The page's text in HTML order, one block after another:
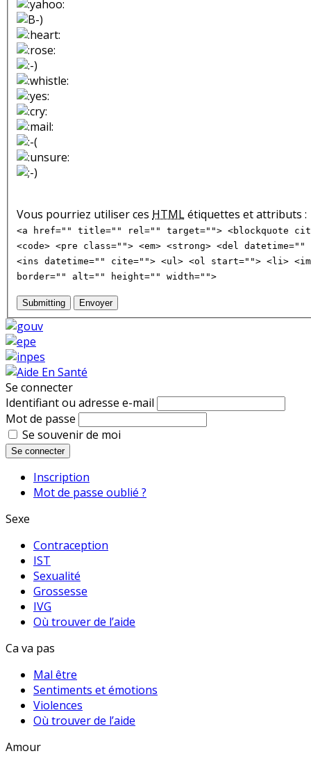
Vous pourriez utiliser ces HTMLétiquettes et attributs :
<a href="" title="" rel="" target=""> <blockquote
<code> <pre class=""> <em> <strong> <del
<ins datetime="" cite=""> <ul> <ol start=""> <li>
border="" alt="" height="" width="">
Submitting Envoyer
Se connecter
Identifiant ou adresse e-mail
Mot de passe
Se souvenir de moi
Se connecter
Inscription
Mot de passe oublié ?
Sexe
Contraception
IST
Sexualité
Grossesse
IVG
Où trouver de l’aide
Ca va pas
Mal être
Sentiments et émotions
Violences
Où trouver de l’aide
Amour